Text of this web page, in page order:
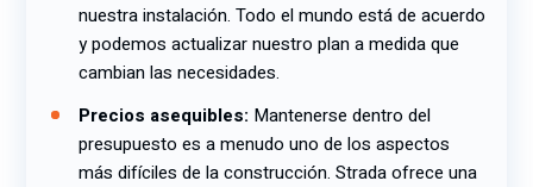
nuestra instalación. Todo el mundo está de acuerdo
y podemos actualizar nuestro plan a medida que
cambian las necesidades.
Precios asequibles: Mantenerse dentro del
presupuesto es a menudo uno de los aspectos
más difíciles de la construcción. Strada ofrece una